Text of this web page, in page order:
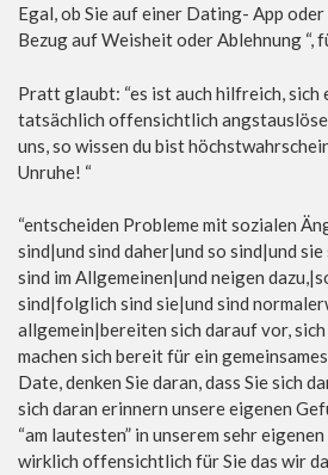
Egal, ob Sie auf einer Dating- App
Bezug auf Weisheit oder Ablehnung “,
Pratt glaubt: “es ist auch hilfreich,
tatsächlich offensichtlich
uns, so wissen du bist
Unruhe! “
“entscheiden Probleme mit sozialen
sind|und sind daher|und so sind|und
sind im Allgemeinen|und neigen
sind|folglich sind sie|und sind
allgemein|bereiten sich darauf vor,
machen sich bereit für ein
Date, denken Sie daran, dass Sie sich
sich daran erinnern unsere eigenen
“am lautesten” in unserem sehr
wirklich offensichtlich für Sie das wir